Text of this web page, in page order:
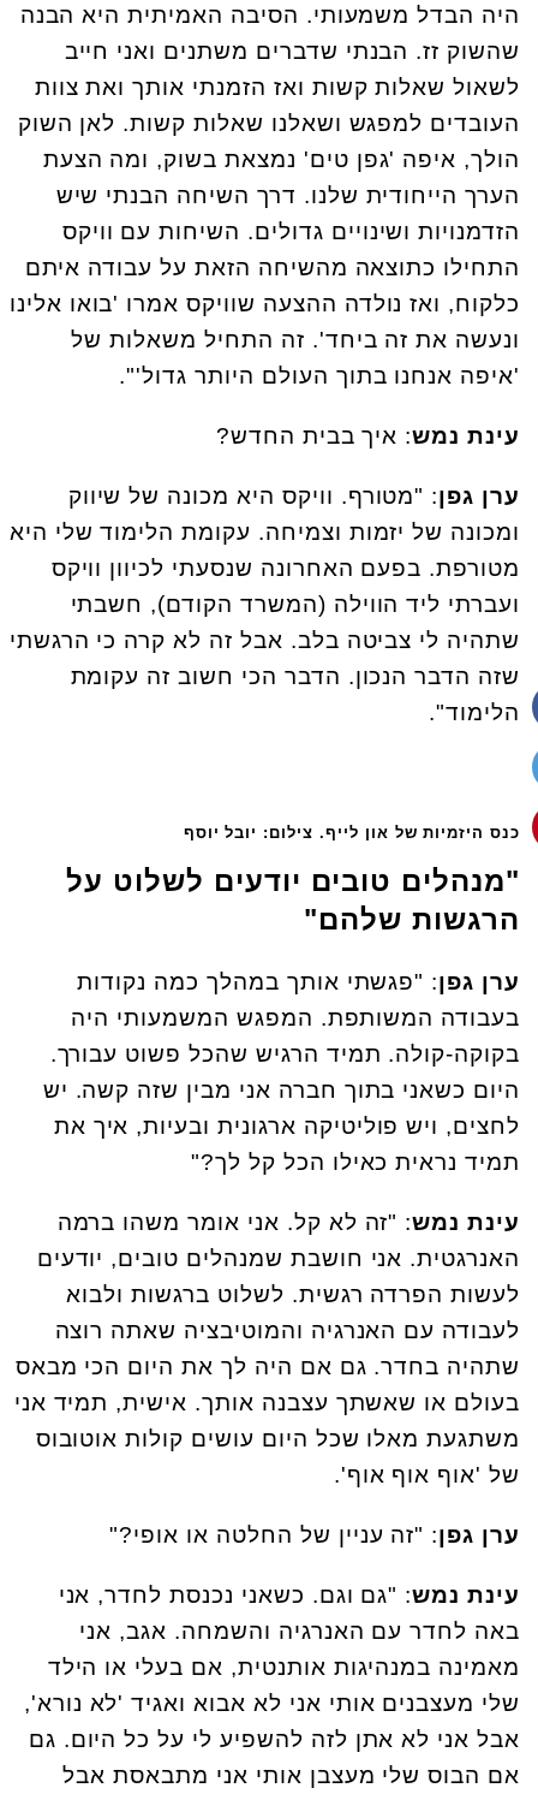
היה הבדל משמעותי. הסיבה האמיתית היא הבנה
שהשוק זז. הבנתי שדברים משתנים ואני חייב
לשאול שאלות קשות ואז הזמנתי אותך ואת צוות
העובדים למפגש ושאלנו שאלות קשות. לאן השוק
הולך, איפה 'גפן טים' נמצאת בשוק, ומה הצעת
הערך הייחודית שלנו. דרך השיחה הבנתי שיש
הזדמנויות ושינויים גדולים. השיחות עם וויקס
התחילו כתוצאה מהשיחה הזאת על עבודה איתם
כלקוח, ואז נולדה ההצעה שוויקס אמרו 'בואו אלינו
ונעשה את זה ביחד'. זה התחיל משאלות של
'איפה אנחנו בתוך העולם היותר גדול'".
עינת נמש: איך בבית החדש?
ערן גפן: "מטורף. וויקס היא מכונה של שיווק
ומכונה של יזמות וצמיחה. עקומת הלימוד שלי היא
מטורפת. בפעם האחרונה שנסעתי לכיוון וויקס
ועברתי ליד הווילה (המשרד הקודם), חשבתי
שתהיה לי צביטה בלב. אבל זה לא קרה כי הרגשתי
שזה הדבר הנכון. הדבר הכי חשוב זה עקומת
הלימוד".
כנס היזמיות של און לייף. צילום: יובל יוסף
"מנהלים טובים יודעים לשלוט על
הרגשות שלהם"
ערן גפן: "פגשתי אותך במהלך כמה נקודות
בעבודה המשותפת. המפגש המשמעותי היה
בקוקה-קולה. תמיד הרגיש שהכל פשוט עבורך.
היום כשאני בתוך חברה אני מבין שזה קשה. יש
לחצים, ויש פוליטיקה ארגונית ובעיות, איך את
תמיד נראית כאילו הכל קל לך?"
עינת נמש: "זה לא קל. אני אומר משהו ברמה
האנרגטית. אני חושבת שמנהלים טובים, יודעים
לעשות הפרדה רגשית. לשלוט ברגשות ולבוא
לעבודה עם האנרגיה והמוטיבציה שאתה רוצה
שתהיה בחדר. גם אם היה לך את היום הכי מבאס
בעולם או שאשתך עצבנה אותך. אישית, תמיד אני
משתגעת מאלו שכל היום עושים קולות אוטובוס
של 'אוף אוף אוף'.
ערן גפן: "זה עניין של החלטה או אופי?"
עינת נמש: "גם וגם. כשאני נכנסת לחדר, אני
באה לחדר עם האנרגיה והשמחה. אגב, אני
מאמינה במנהיגות אותנטית, אם בעלי או הילד
שלי מעצבנים אותי אני לא אבוא ואגיד 'לא נורא',
אבל אני לא אתן לזה להשפיע לי על כל היום. גם
אם הבוס שלי מעצבן אותי אני מתבאסת אבל